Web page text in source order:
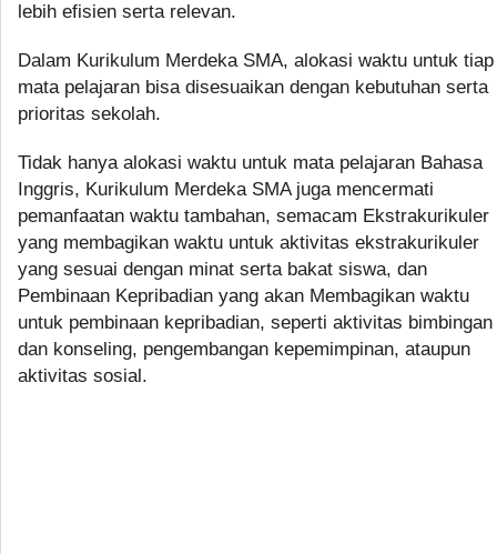
lebih efisien serta relevan.
Dalam Kurikulum Merdeka SMA, alokasi waktu untuk tiap
mata pelajaran bisa disesuaikan dengan kebutuhan serta
prioritas sekolah.
Tidak hanya alokasi waktu untuk mata pelajaran Bahasa
Inggris, Kurikulum Merdeka SMA juga mencermati
pemanfaatan waktu tambahan, semacam Ekstrakurikuler
yang membagikan waktu untuk aktivitas ekstrakurikuler
yang sesuai dengan minat serta bakat siswa, dan
Pembinaan Kepribadian yang akan Membagikan waktu
untuk pembinaan kepribadian, seperti aktivitas bimbingan
dan konseling, pengembangan kepemimpinan, ataupun
aktivitas sosial.